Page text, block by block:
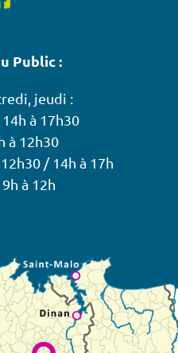
Public :
jeudi :
à 17h30
à 12h30
/ 14h à 17h
à 12h